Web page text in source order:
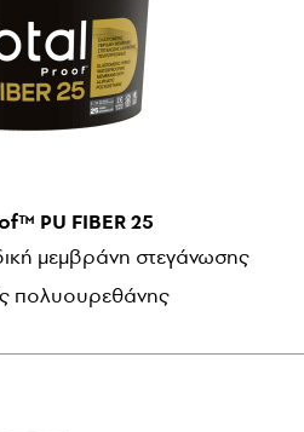
PU FIBER 25
μεμβράνη στεγάνωσης
πολυουρεθάνης